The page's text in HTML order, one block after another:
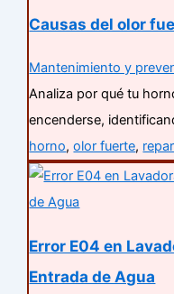
Causas del olor
Mantenimiento y
Analiza por qué tu
encenderse,
horno,olor fuerte,
Error E04 en
Entrada de Agua